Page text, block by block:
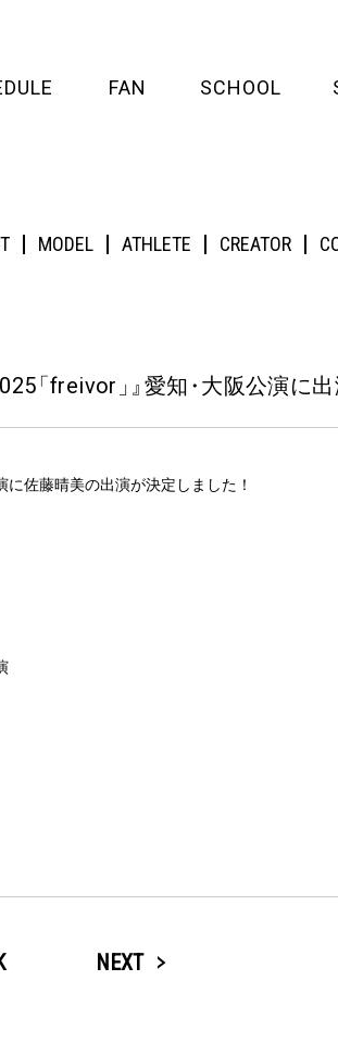
FAN
MEDIA
SCHOOL
MODEL ATHLETE CREATOR
「freivor 」』愛知・大阪公演に出
佐藤晴美の出演が決定しました！
NEXT